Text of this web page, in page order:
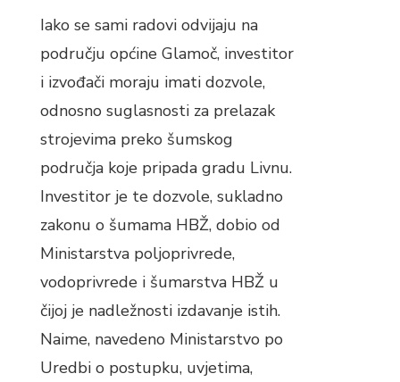
Iako se sami radovi odvijaju na
području općine Glamoč, investitor
i izvođači moraju imati dozvole,
odnosno suglasnosti za prelazak
strojevima preko šumskog
područja koje pripada gradu Livnu.
Investitor je te dozvole, sukladno
zakonu o šumama HBŽ, dobio od
Ministarstva poljoprivrede,
vodoprivrede i šumarstva HBŽ u
čijoj je nadležnosti izdavanje istih.
Naime, navedeno Ministarstvo po
Uredbi o postupku, uvjetima,